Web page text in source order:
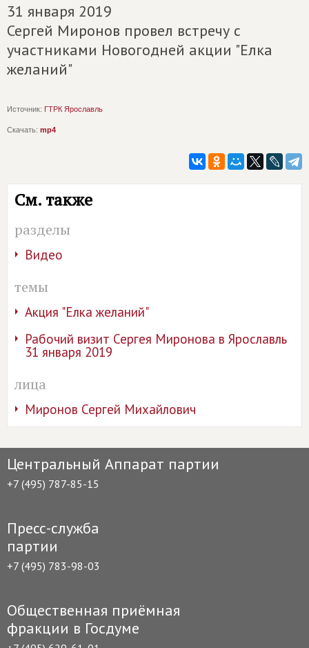
31 января 2019
Сергей Миронов провел встречу с
участниками Новогодней акции "Елка
желаний"
Источник: ГТРК Ярославль
Скачать: mp4
См. также
разделы
Видео
темы
Акция "Елка желаний"
Рабочий визит Сергея Миронова в Ярославль
31 января 2019
лица
Миронов Сергей Михайлович
Центральный Аппарат партии
+7 (495) 787-85-15
Пресс-служба
партии
+7 (495) 783-98-03
Общественная приёмная
фракции в Госдуме